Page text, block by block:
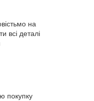
на
всі деталі
покупку